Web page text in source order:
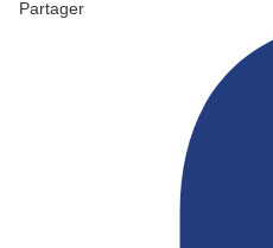
Partager